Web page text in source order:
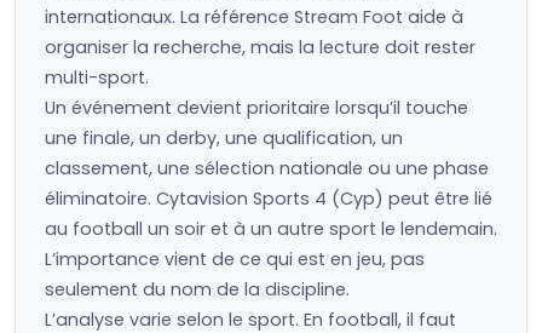
internationaux. La référence Stream Foot aide à
organiser la recherche, mais la lecture doit rester
multi-sport.
Un événement devient prioritaire lorsqu’il touche
une finale, un derby, une qualification, un
classement, une sélection nationale ou une phase
éliminatoire. Cytavision Sports 4 (Cyp) peut être lié
au football un soir et à un autre sport le lendemain.
L’importance vient de ce qui est en jeu, pas
seulement du nom de la discipline.
L’analyse varie selon le sport. En football, il faut